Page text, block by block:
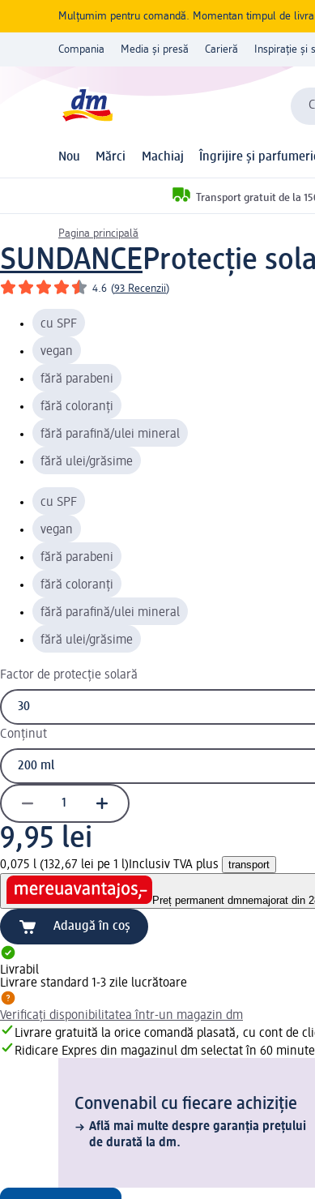
Mulțumim pentru comandă. Momentan timpul de
Compania Media și presă Carieră Inspirație și
Nou Mărci Machiaj Îngrijire și
Transport gratuit de la
Pagina principală
SUNDANCEProtecție
4.6 (93 Recenzii)
cu SPF
vegan
fără parabeni
fără coloranți
fără parafină/ulei mineral
fără ulei/grăsime
cu SPF
vegan
fără parabeni
fără coloranți
fără parafină/ulei mineral
fără ulei/grăsime
Factor de protecție solară
Conținut
9,95 lei
0,075 l (132,67 lei pe 1 l) Inclusiv TVA plus transport
Preț permanent dmnemajorat din
Adaugă în coș
Livrabil
Livrare standard 1-3 zile lucrătoare
Verificați disponibilitatea într-un magazin dm
Livrare gratuită la orice comandă plasată, cu cont de
Ridicare Expres din magazinul dm selectat în 60
Convenabil cu fiecare achiziție
Află mai multe despre garanția prețului
de durată la dm.